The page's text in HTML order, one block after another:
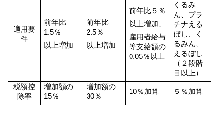
適用要
件
前年比
1.5％
以上増加
前年比
2.5％
以上増加
前年比５％
以上増加、
雇用者給与
等支給額の
0.05％以上
くるみ
ん、プラ
チナえる
ぼし、く
るみん、
えるぼし
（２段階
目以上）
税額控
除率
増加額の
15％
増加額の
30％
10％加算 ５％加算